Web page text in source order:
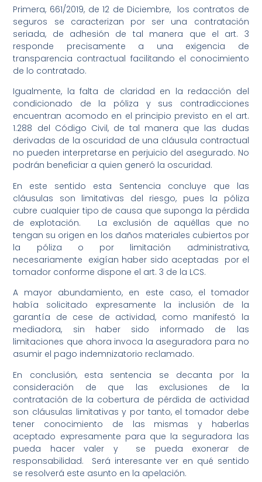
Primera, 661/2019, de 12 de Diciembre, los contratos de
seguros se caracterizan por ser una contratación
seriada, de adhesión de tal manera que el art. 3
responde precisamente a una exigencia de
transparencia contractual facilitando el conocimiento
de lo contratado.
Igualmente, la falta de claridad en la redacción del
condicionado de la póliza y sus contradicciones
encuentran acomodo en el principio previsto en el art.
1.288 del Código Civil, de tal manera que las dudas
derivadas de la oscuridad de una cláusula contractual
no pueden interpretarse en perjuicio del asegurado. No
podrán beneficiar a quien generó la oscuridad.
En este sentido esta Sentencia concluye que las
cláusulas son limitativas del riesgo, pues la póliza
cubre cualquier tipo de causa que suponga la pérdida
de explotación. La exclusión de aquéllas que no
tengan su origen en los daños materiales cubiertos por
la póliza o por limitación administrativa,
necesariamente exigían haber sido aceptadas por el
tomador conforme dispone el art. 3 de la LCS.
A mayor abundamiento, en este caso, el tomador
había solicitado expresamente la inclusión de la
garantía de cese de actividad, como manifestó la
mediadora, sin haber sido informado de las
limitaciones que ahora invoca la aseguradora para no
asumir el pago indemnizatorio reclamado.
En conclusión, esta sentencia se decanta por la
consideración de que las exclusiones de la
contratación de la cobertura de pérdida de actividad
son cláusulas limitativas y por tanto, el tomador debe
tener conocimiento de las mismas y haberlas
aceptado expresamente para que la seguradora las
pueda hacer valer y se pueda exonerar de
responsabilidad. Será interesante ver en qué sentido
se resolverá este asunto en la apelación.